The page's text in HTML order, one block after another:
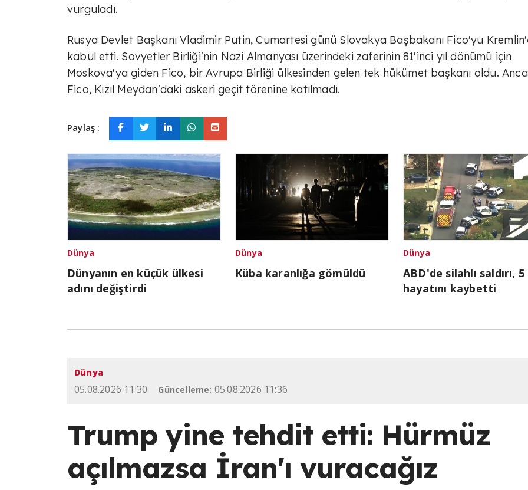
vurguladı.
Rusya Devlet Başkanı Vladimir Putin, Cumartesi günü Slovakya Başbakanı Fico'yu
kabul etti. Sovyetler Birliği'nin Nazi Almanyası üzerindeki zaferinin 81'inci yıl dönümü için
Moskova'ya giden Fico, bir Avrupa Birliği ülkesinden gelen tek hükümet başkanı oldu.
Fico, Kızıl Meydan'daki askeri geçit törenine katılmadı.
Paylaş :
Dünya
Dünyanın en küçük ülkesi
adını değiştirdi
Dünya
Küba karanlığa gömüldü
Dünya
ABD'de silahlı saldırı,
hayatını kaybetti
Dünya
05.08.2026 11:30 Güncelleme: 05.08.2026 11:36
Trump yine tehdit etti: Hürmüz
açılmazsa İran'ı vuracağız